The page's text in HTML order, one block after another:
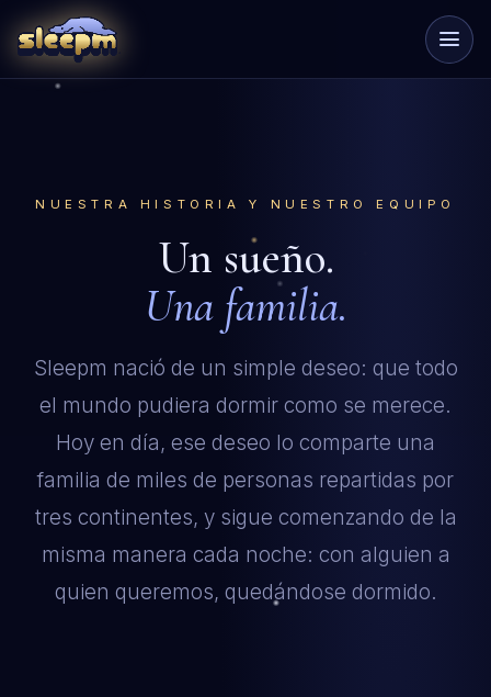
NUESTRA HISTORIA Y NUESTRO EQUIPO
Un sueño.
Una familia.
Sleepm nació de un simple deseo: que todo
el mundo pudiera dormir como se merece.
Hoy en día, ese deseo lo comparte una
familia de miles de personas repartidas por
tres continentes, y sigue comenzando de la
misma manera cada noche: con alguien a
quien queremos, quedándose dormido.